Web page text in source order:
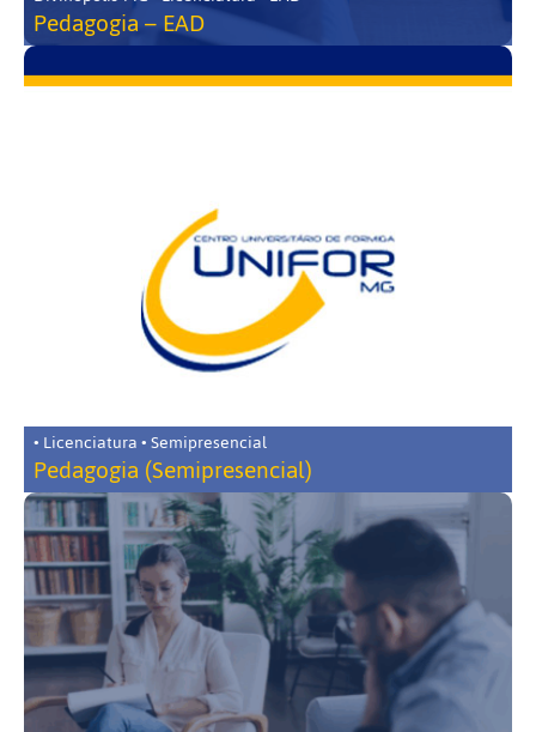
Pedagogia – EAD
• Licenciatura • Semipresencial
Pedagogia (Semipresencial)